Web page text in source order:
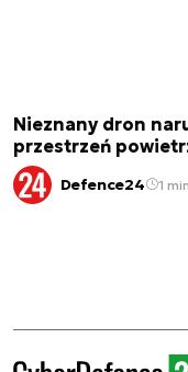
Nieznany dron
przestrzeń
Defence24 1 min.